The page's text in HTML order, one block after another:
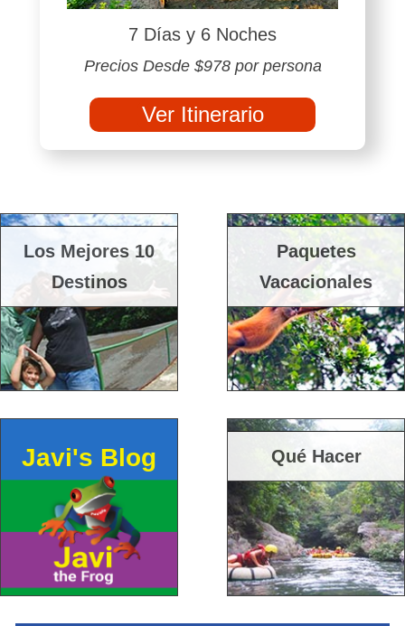
7 Días y 6 Noches
Precios Desde $978 por persona
Ver Itinerario
Los Mejores 10
Destinos
Paquetes
Vacacionales
Javi's Blog Qué Hacer